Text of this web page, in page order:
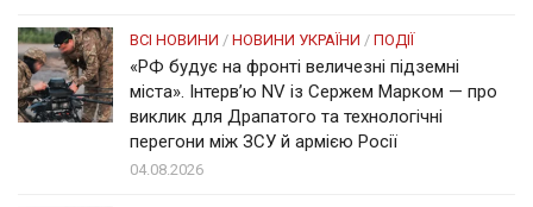
ВСІ НОВИНИ / НОВИНИ УКРАЇНИ / ПОДІЇ
«РФ будує на фронті величезні підземні
міста». Інтерв’ю NV із Сержем Марком — про
виклик для Драпатого та технологічні
перегони між ЗСУ й армією Росії
04.08.2026